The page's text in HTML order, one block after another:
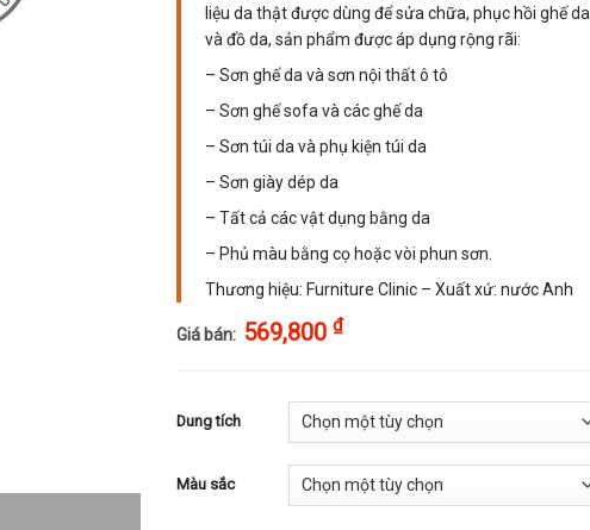
liệu da thật được dùng để sửa chữa, phục hồi ghế da
và đồ da, sản phẩm được áp dụng rộng rãi:
– Sơn ghế da và sơn nội thất ô tô
– Sơn ghế sofa và các ghế da
– Sơn túi da và phụ kiện túi da
– Sơn giày dép da
– Tất cả các vật dụng bằng da
– Phủ màu bằng cọ hoặc vòi phun sơn.
Thương hiệu: Furniture Clinic – Xuất xứ: nước Anh
Giá bán: 569,800 ₫
Dung tích
Màu sắc